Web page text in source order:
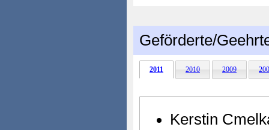
Geförderte/
2011 2010 2009
Kerstin